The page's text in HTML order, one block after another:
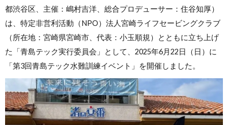
都渋谷区、主催：嶋村吉洋、総合プロデューサー：住谷知厚）
は、特定非営利活動（NPO）法人宮崎ライフセービングクラブ
（所在地：宮崎県宮崎市、代表：小玉順規）とともに立ち上げ
た「青島テック実行委員会」として、2025年6月22日（日）に
「第3回青島テック水難訓練イベント」を開催しました。